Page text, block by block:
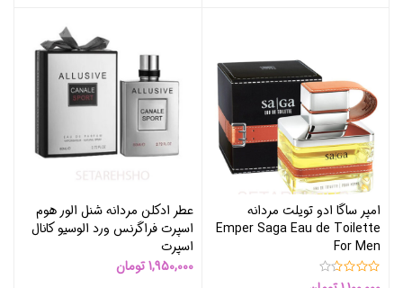
امپر ساگا ادو تویلت مردانه
Emper Saga Eau de Toilette
For Men
عطر ادکلن مردانه شنل الور هوم
اسپرت فراگرنس ورد الوسیو کانال
اسپرت
1,950,000 تومان